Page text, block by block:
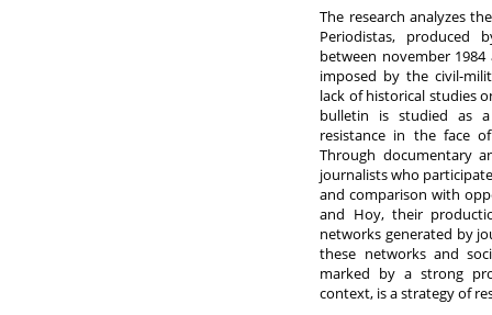
The research analyzes
Periodistas, produced
between november
imposed by the civil-
lack of historical studies
bulletin is studied as
resistance in the face
Through documentary
journalists who
and comparison with
and Hoy, their
networks generated by
these networks and
marked by a strong
context, is a strategy of